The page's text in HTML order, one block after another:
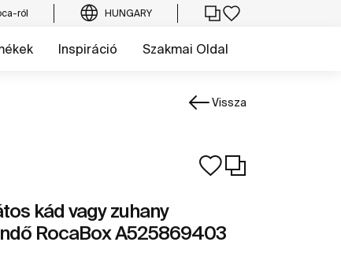
ról HUNGARY
Inspiráció Szakmai Oldal
Vissza
kád vagy zuhany
RocaBox A525869403